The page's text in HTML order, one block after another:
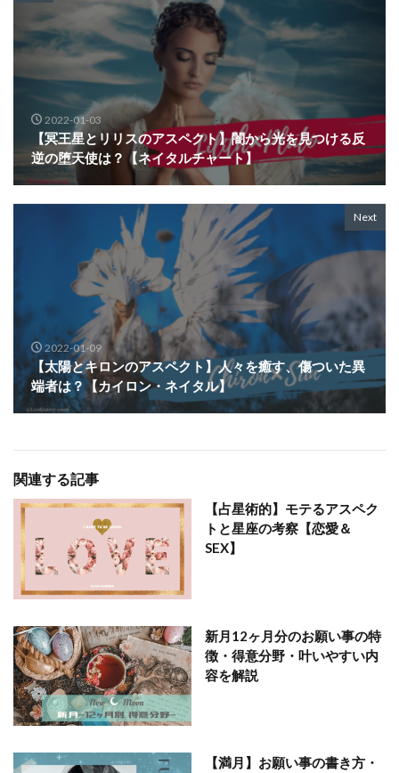
2022-01-03
【冥王星とリリスのアスペクト】闇から光を見つける反
逆の堕天使は？【ネイタルチャート】
Next
2022-01-09
【太陽とキロンのアスペクト】人々を癒す、傷ついた異
端者は？【カイロン・ネイタル】
関連する記事
【占星術的】モテるアスペク
トと星座の考察【恋愛＆
SEX】
新月12ヶ月分のお願い事の特
徴・得意分野・叶いやすい内
容を解説
【満月】お願い事の書き方・